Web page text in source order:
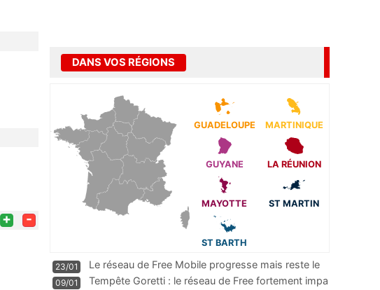
+ -
DANS VOS RÉGIONS
GUADELOUPE MARTINIQUE
GUYANE LA RÉUNION
MAYOTTE ST MARTIN
ST BARTH
23/01
Le réseau de Free Mobile progresse mais reste le
m
...
09/01
Tempête Goretti : le réseau de Free fortement impa